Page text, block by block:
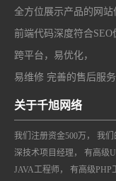
全方位展示产品的网站
前端代码深度符合SEO
跨平台，易优化，
易维修 完善的售后服
关于千旭网络
我们注册资金500万， 我
深技术项目经理， 有高级
JAVA工程师， 有高级